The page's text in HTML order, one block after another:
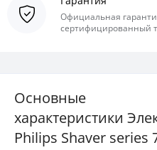
Официальная
сертифицированный
Основные
характеристики
Philips Shaver series